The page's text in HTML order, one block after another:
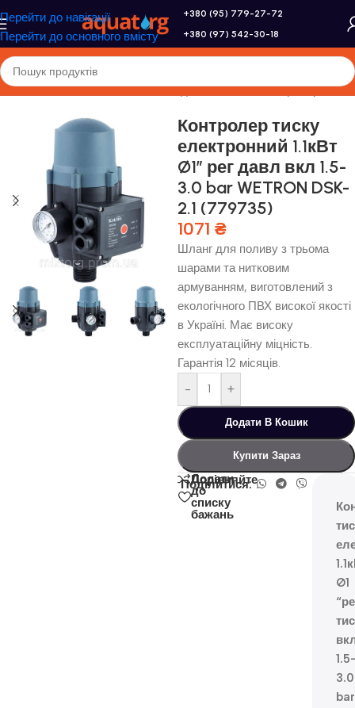
Перейти до навігації
Перейти до основного вмісту
+380 (95) 779-27-72
+380 (97) 542-30-18
Головна/Насоси та насосне обладнання/Реле й контролери
Контролер тиску
електронний 1.1кВт
Ø1″ рег давл вкл 1.5-
3.0 bar WETRON DSK-
2.1 (779735)
1071 ₴
Шланг для поливу з трьома
шарами та нитковим
армуванням, виготовлений з
екологічного ПВХ високої якості
в Україні. Має високу
експлуатаційну міцність.
Гарантія 12 місяців.
-
+
Додати В Кошик
Купити Зараз
Порівняйте
Додати
до
списку
бажань
Поділитися:
Ø1
3.0
bar